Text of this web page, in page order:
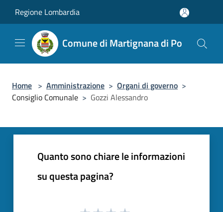
Regione Lombardia
Comune di Martignana di Po
Home > Amministrazione > Organi di governo >
Consiglio Comunale > Gozzi Alessandro
Quanto sono chiare le informazioni
su questa pagina?